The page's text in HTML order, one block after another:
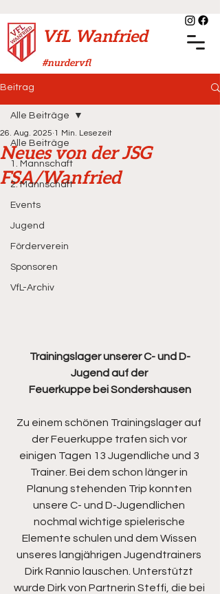
VfL Wanfried
#nurdervfl
Beitrag
Alle Beiträge
1. Mannschaft
2. Mannschaft
Events
Jugend
Förderverein
Sponsoren
VfL-Archiv
Alle Beiträge
Neues von der JSG
FSA/Wanfried
26. Aug. 2025 1 Min. Lesezeit
Trainingslager unserer C- und D-
Jugend auf der
Feuerkuppe bei Sondershausen
Zu einem schönen Trainingslager auf
der Feuerkuppe trafen sich vor
einigen Tagen 13 Jugendliche und 3
Trainer. Bei dem schon länger in
Planung stehenden Trip konnten
unsere C- und D-Jugendlichen
nochmal wichtige spielerische
Elemente schulen und dem Wissen
unseres langjährigen Jugendtrainers
Dirk Rannio lauschen. Unterstützt
wurde Dirk von Partnerin Steffi, die bei